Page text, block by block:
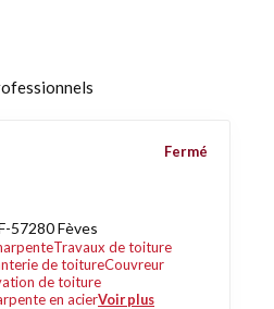
57280 Fèves
Travaux de toiture
de toitureCouvreur
de toiture
en acierVoir plus
Fermé